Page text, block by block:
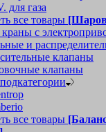
для газа
все товары
с
и
клапаны
клапаны
все товары